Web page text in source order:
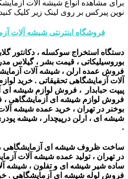
برای مشاهده انواع شیشه آلات
نوین پیرکس بر روی لینک زیر کلیک
فروشگاه اینترنتی شیشه آلات
دستگاه استخراج سوکسله ، دکانتور
بوروسیلیکاتی ، قیمت بشر ، گیلاس
فروش عمده ارلن ، شیشه آلات
آلات آزمایشگاهی تحقیقاتی . خرید
پیپت حبابدار ، فروش لوازم شیشه ای
فروش لوازم شیشه ای آزمایشگاهی ،
بوخنر در تهران ، خرید عمده شیشه
شیشه ای ، ارلن درپیچدار ، شیشه
.
ساخت ظروف شیشه ای آزمایشگاهی
در تهران ، تولید عمده شیشه آلات
ساده شیر شیشه ای و تفلون ، شیشه
فروش لوله شیشه ای آزمایشگاهی .